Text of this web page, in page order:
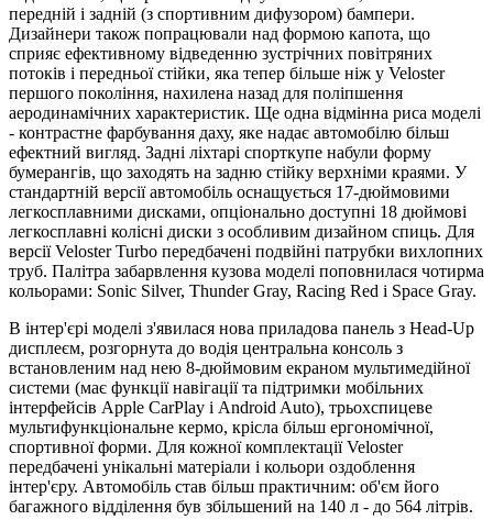
передній і задній (з спортивним дифузором) бампери.
Дизайнери також попрацювали над формою капота, що
сприяє ефективному відведенню зустрічних повітряних
потоків і передньої стійки, яка тепер більше ніж у Veloster
першого покоління, нахилена назад для поліпшення
аеродинамічних характеристик. Ще одна відмінна риса моделі
- контрастне фарбування даху, яке надає автомобілю більш
ефектний вигляд. Задні ліхтарі спорткупе набули форму
бумерангів, що заходять на задню стійку верхніми краями. У
стандартній версії автомобіль оснащується 17-дюймовими
легкосплавними дисками, опціонально доступні 18 дюймові
легкосплавні колісні диски з особливим дизайном спиць. Для
версії Veloster Turbo передбачені подвійні патрубки вихлопних
труб. Палітра забарвлення кузова моделі поповнилася чотирма
кольорами: Sonic Silver, Thunder Gray, Racing Red і Space Gray.
В інтер'єрі моделі з'явилася нова приладова панель з Head-Up
дисплеєм, розгорнута до водія центральна консоль з
встановленим над нею 8-дюймовим екраном мультимедійної
системи (має функції навігації та підтримки мобільних
інтерфейсів Apple CarPlay і Android Auto), трьохспицеве
мультифункціональне кермо, крісла більш ергономічної,
спортивної форми. Для кожної комплектації Veloster
передбачені унікальні матеріали і кольори оздоблення
інтер'єру. Автомобіль став більш практичним: об'єм його
багажного відділення був збільшений на 140 л - до 564 літрів.